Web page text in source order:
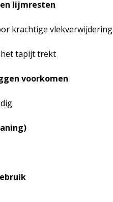
lijmresten
krachtige vlekverwijdering
tapijt trekt
voorkomen